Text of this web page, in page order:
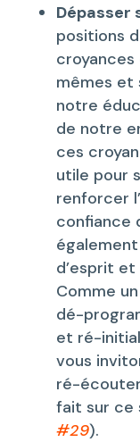
Dépasser
positions
mêmes et
notre
de notre
ces
utile pour
renforcer
confiance
d’esprit
Comme
dé-
et ré-
vous
ré-
fait sur ce
#29).